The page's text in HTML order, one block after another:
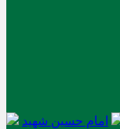
امام حسین شهید